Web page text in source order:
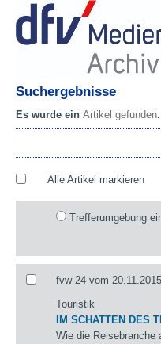
Suchergebnisse
Es wurde ein Artikel gefunden.
Alle Artikel markieren
Trefferumgebung
fvw 24 vom
Touristik
IM SCHATTEN DES
Wie die Reisebranche